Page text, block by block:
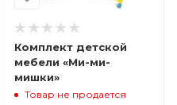
Комплект детской
мебели «Ми-ми-
мишки»
Товар не продается